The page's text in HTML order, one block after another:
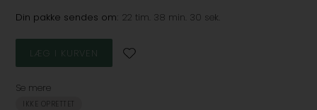
Din pakke sendes om: 22 tim. 38 min. 30 sek.
Se mere
IKKE OPRETTET